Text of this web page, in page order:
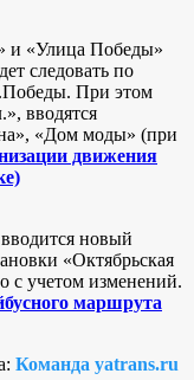
и «Улица Победы»
следовать по
При этом
вводятся
«Дом моды» (при
движения
новый
«Октябрьская
с учетом изменений.
маршрута
Команда yatrans.ru